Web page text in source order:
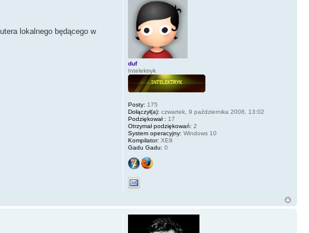
lokalnego będącego w
duf
Intelektryk
Posty: 175
Dołączył(a): czwartek, 9 października 2008, 13:02
Podziękował : 17
Otrzymał podziękowań: 2
System operacyjny: Windows 10
Kompilator: XE8
Gadu Gadu: 0